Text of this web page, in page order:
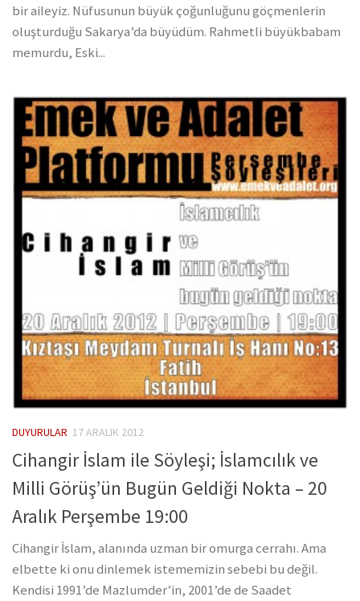
bir aileyiz. Nüfusunun büyük çoğunluğunu göçmenlerin
oluşturduğu Sakarya’da büyüdüm. Rahmetli büyükbabam
memurdu, Eski...
DUYURULAR 17 ARALIK 2012
Cihangir İslam ile Söyleşi; İslamcılık ve
Milli Görüş’ün Bugün Geldiği Nokta – 20
Aralık Perşembe 19:00
Cihangir İslam, alanında uzman bir omurga cerrahı. Ama
elbette ki onu dinlemek istememizin sebebi bu değil.
Kendisi 1991’de Mazlumder’in, 2001’de de Saadet